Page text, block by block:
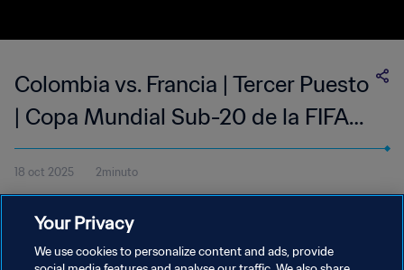
Colombia vs. Francia | Tercer Puesto
| Copa Mundial Sub-20 de la FIFA
Chile 2025™ | Resumen
18 oct 2025 2minuto
en el Estadio Nacional Julio Martínez Prádanos el sábado 18 de
octubre a las 16:00 (hora local).
Your Privacy
We use cookies to personalize content and ads, provide